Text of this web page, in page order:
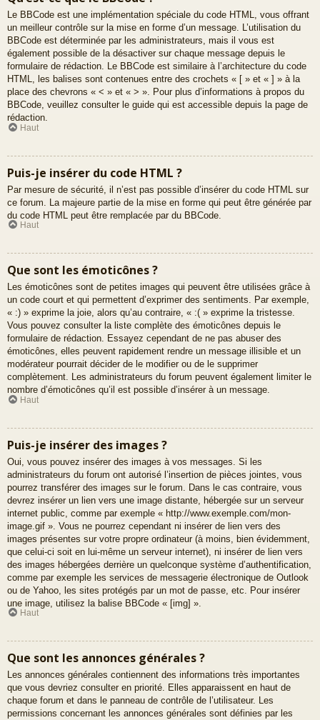
Le BBCode est une implémentation spéciale du code HTML, vous offrant
un meilleur contrôle sur la mise en forme d’un message. L’utilisation du
BBCode est déterminée par les administrateurs, mais il vous est
également possible de la désactiver sur chaque message depuis le
formulaire de rédaction. Le BBCode est similaire à l’architecture du code
HTML, les balises sont contenues entre des crochets « [ » et « ] » à la
place des chevrons « < » et « > ». Pour plus d’informations à propos du
BBCode, veuillez consulter le guide qui est accessible depuis la page de
rédaction.
Haut
Puis-je insérer du code HTML ?
Par mesure de sécurité, il n’est pas possible d’insérer du code HTML sur
ce forum. La majeure partie de la mise en forme qui peut être générée par
du code HTML peut être remplacée par du BBCode.
Haut
Que sont les émoticônes ?
Les émoticônes sont de petites images qui peuvent être utilisées grâce à
un code court et qui permettent d’exprimer des sentiments. Par exemple,
« :) » exprime la joie, alors qu’au contraire, « :( » exprime la tristesse.
Vous pouvez consulter la liste complète des émoticônes depuis le
formulaire de rédaction. Essayez cependant de ne pas abuser des
émoticônes, elles peuvent rapidement rendre un message illisible et un
modérateur pourrait décider de le modifier ou de le supprimer
complètement. Les administrateurs du forum peuvent également limiter le
nombre d’émoticônes qu’il est possible d’insérer à un message.
Haut
Puis-je insérer des images ?
Oui, vous pouvez insérer des images à vos messages. Si les
administrateurs du forum ont autorisé l’insertion de pièces jointes, vous
pourrez transférer des images sur le forum. Dans le cas contraire, vous
devrez insérer un lien vers une image distante, hébergée sur un serveur
internet public, comme par exemple « http://www.exemple.com/mon-
image.gif ». Vous ne pourrez cependant ni insérer de lien vers des
images présentes sur votre propre ordinateur (à moins, bien évidemment,
que celui-ci soit en lui-même un serveur internet), ni insérer de lien vers
des images hébergées derrière un quelconque système d’authentification,
comme par exemple les services de messagerie électronique de Outlook
ou de Yahoo, les sites protégés par un mot de passe, etc. Pour insérer
une image, utilisez la balise BBCode « [img] ».
Haut
Que sont les annonces générales ?
Les annonces générales contiennent des informations très importantes
que vous devriez consulter en priorité. Elles apparaissent en haut de
chaque forum et dans le panneau de contrôle de l’utilisateur. Les
permissions concernant les annonces générales sont définies par les